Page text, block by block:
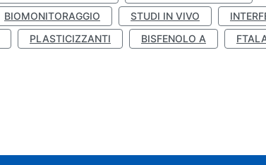
BIOMONITORAGGIO STUDI IN VIVO
PLASTICIZZANTI BISFENOLO A